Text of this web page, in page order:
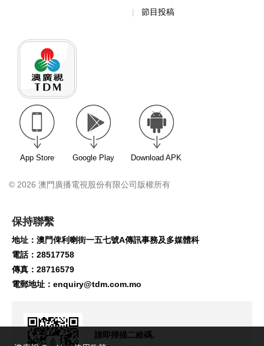
節目投稿
App Store Google Play Download APK
© 2026 澳門廣播電視股份有限公司版權所有
保持聯繫
地址：澳門俾利喇街一五七號A傳訊事務及多媒體科
電話：28517758
傳真：28716579
電郵地址： enquiry@tdm.com.mo
請即掃描二維碼,